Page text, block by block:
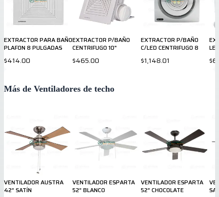
EXTRACTOR PARA BAÑO
PLAFON 8 PULGADAS
$414.00
EXTRACTOR P/BAÑO
CENTRIFUGO 10"
$465.00
EXTRACTOR P/BAÑO
C/LED CENTRIFUGO 8
$1,148.01
LED
Más de Ventiladores de techo
VENTILADOR AUSTRA
42” SATÍN
VENTILADOR ESPARTA
52” BLANCO
VENTILADOR ESPARTA
52” CHOCOLATE